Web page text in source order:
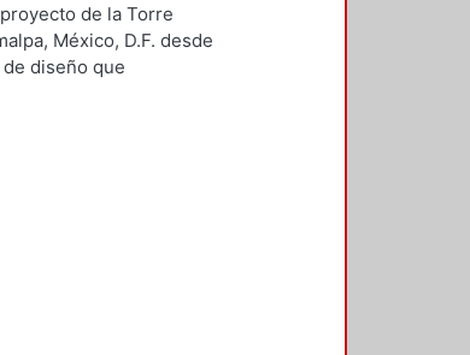
Heribertode la Torre
México, D.F. desde
diseño que